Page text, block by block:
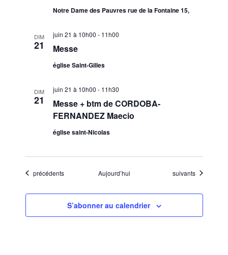
Notre Dame des Pauvres rue de la Fontaine 15,
DIM
21 Messe
juin 21 à 10h00 - 11h00
église Saint-Gilles
DIM
21
Messe + btm de CORDOBA-
FERNANDEZ Maecio
juin 21 à 10h00 - 11h30
église saint-Nicolas
Évènements
précédents Aujourd’hui Évènements
suivants
S’abonner au calendrier